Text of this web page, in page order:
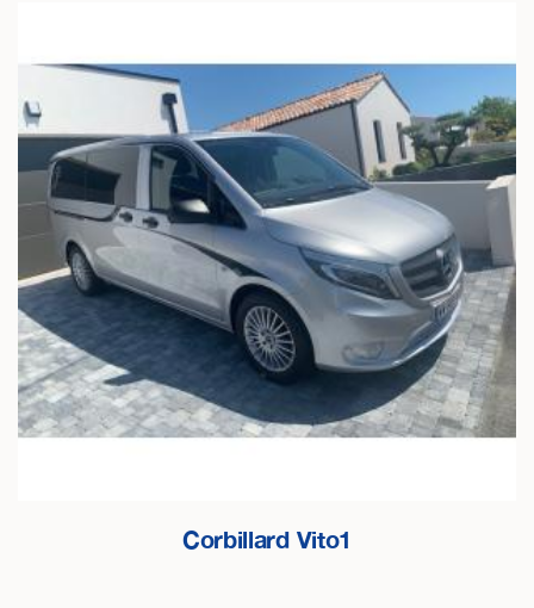
Corbillard Vito1